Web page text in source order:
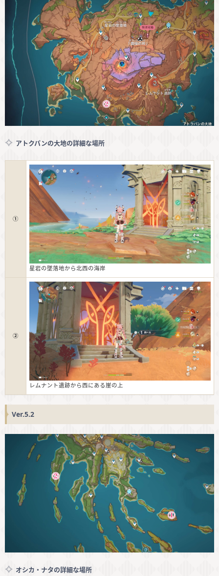
アトクパンの大地の詳細な場所
①
星岩の墜落地から北西の海岸
②
レムナント遺跡から西にある崖の上
Ver.5.2
オシカ・ナタの詳細な場所